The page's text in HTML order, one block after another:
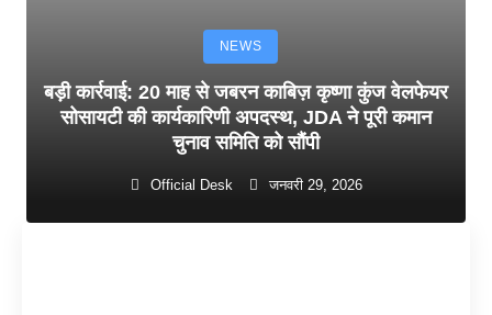
NEWS
बड़ी कार्रवाई: 20 माह से जबरन काबिज़ कृष्णा कुंज वेलफेयर
सोसायटी की कार्यकारिणी अपदस्थ, JDA ने पूरी कमान
चुनाव समिति को सौंपी
Official Desk जनवरी 29, 2026